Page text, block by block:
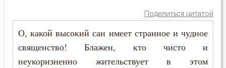
Исповедь
Поделиться цитатой
О, какой высокий сан имеет странное и чудное
священство! Блажен, кто чисто и
неукоризненно жительствует в этом